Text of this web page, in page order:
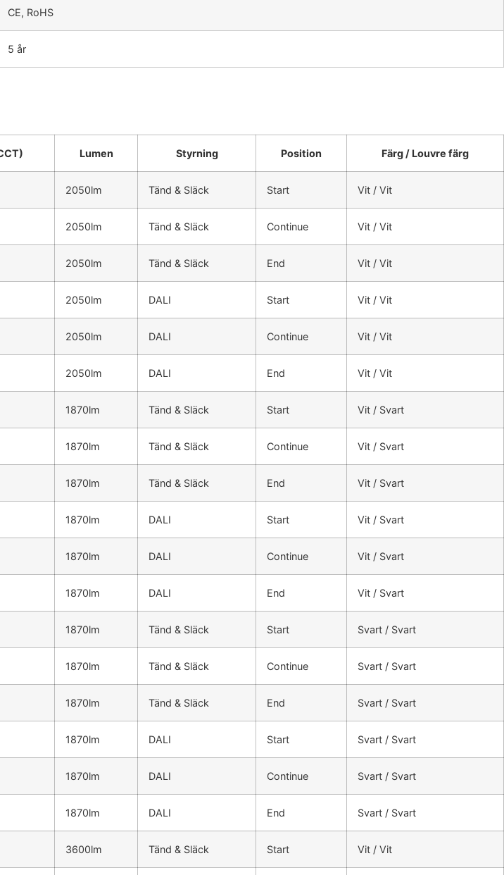
CE, RoHS
5 år
Lumen Styrning Position Färg / Louvre färg
2050lm Tänd & Släck Start Vit / Vit
2050lm Tänd & Släck Continue Vit / Vit
2050lm Tänd & Släck End Vit / Vit
2050lm DALI Start Vit / Vit
2050lm DALI Continue Vit / Vit
2050lm DALI End Vit / Vit
1870lm Tänd & Släck Start Vit / Svart
1870lm Tänd & Släck Continue Vit / Svart
1870lm Tänd & Släck End Vit / Svart
1870lm DALI Start Vit / Svart
1870lm DALI Continue Vit / Svart
1870lm DALI End Vit / Svart
1870lm Tänd & Släck Start Svart / Svart
1870lm Tänd & Släck Continue Svart / Svart
1870lm Tänd & Släck End Svart / Svart
1870lm DALI Start Svart / Svart
1870lm DALI Continue Svart / Svart
1870lm DALI End Svart / Svart
3600lm Tänd & Släck Start Vit / Vit